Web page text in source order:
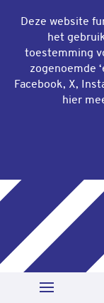
Deze website
het
toestemming
zogenoemde ‘
Facebook, X,
hier
Open Menu
Zoeken